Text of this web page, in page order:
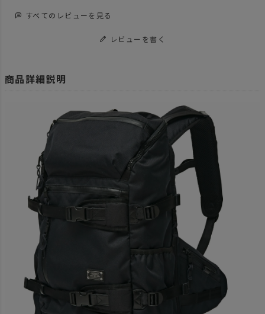
すべてのレビューを見る
レビューを書く
商品詳細説明